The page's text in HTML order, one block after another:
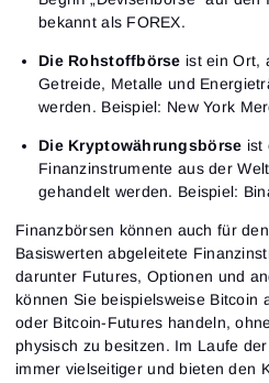
bekannt als FOREX.
Die Rohstoffbörse ist ein Ort,
Getreide, Metalle und
werden. Beispiel: New York
Die Kryptowährungsbörse ist
Finanzinstrumente aus der
gehandelt werden. Beispiel:
Finanzbörsen können auch für
Basiswerten abgeleitete
darunter Futures, Optionen und
können Sie beispielsweise Bitcoin
oder Bitcoin-Futures handeln,
physisch zu besitzen. Im Laufe
immer vielseitiger und bieten den